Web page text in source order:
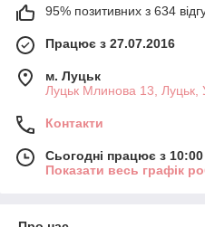
95% позитивних з 634
Працює з 27.07.2016
м. Луцьк
Луцьк Млинова 13, Луцьк,
Контакти
Сьогодні працює з
Показати весь графік